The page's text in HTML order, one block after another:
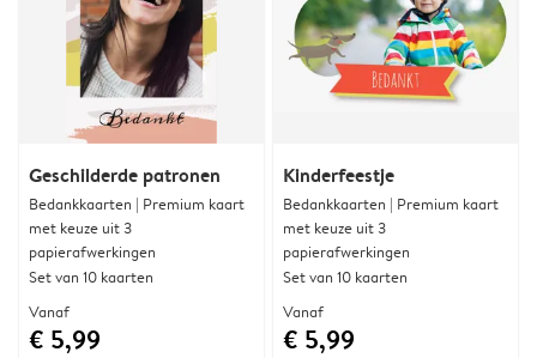
Geschilderde patronen
Bedankkaarten | Premium kaart
met keuze uit 3
papierafwerkingen
Set van 10 kaarten
Vanaf
€ 5,99
Kinderfeestje
Bedankkaarten | Premium kaart
met keuze uit 3
papierafwerkingen
Set van 10 kaarten
Vanaf
€ 5,99